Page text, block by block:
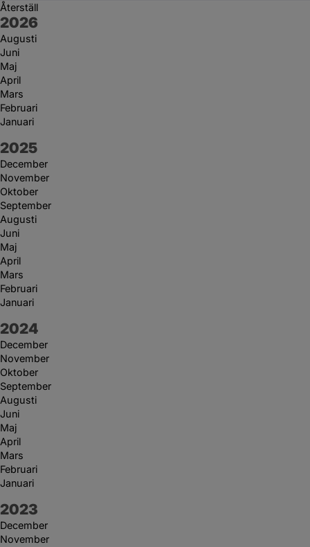
Återställ
År:
2026
Augusti
Juni
Maj
April
Mars
Februari
Januari
År:
2025
December
November
Oktober
September
Augusti
Juni
Maj
April
Mars
Februari
Januari
År:
2024
December
November
Oktober
September
Augusti
Juni
Maj
April
Mars
Februari
Januari
År:
2023
December
November